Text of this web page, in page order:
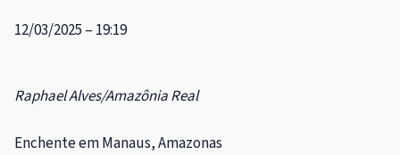
12/03/2025 – 19:19
Raphael Alves/Amazônia Real
Enchente em Manaus, Amazonas